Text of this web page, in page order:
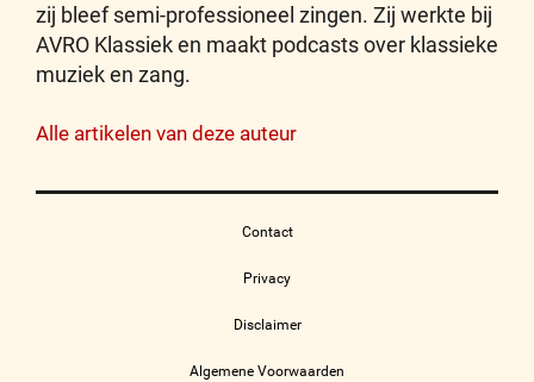
zij bleef semi-professioneel zingen. Zij werkte bij
AVRO Klassiek en maakt podcasts over klassieke
muziek en zang.
Alle artikelen van deze auteur
Contact
Privacy
Disclaimer
Algemene Voorwaarden